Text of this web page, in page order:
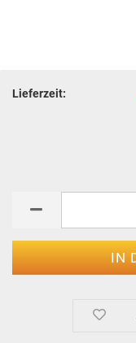
Lieferzeit: